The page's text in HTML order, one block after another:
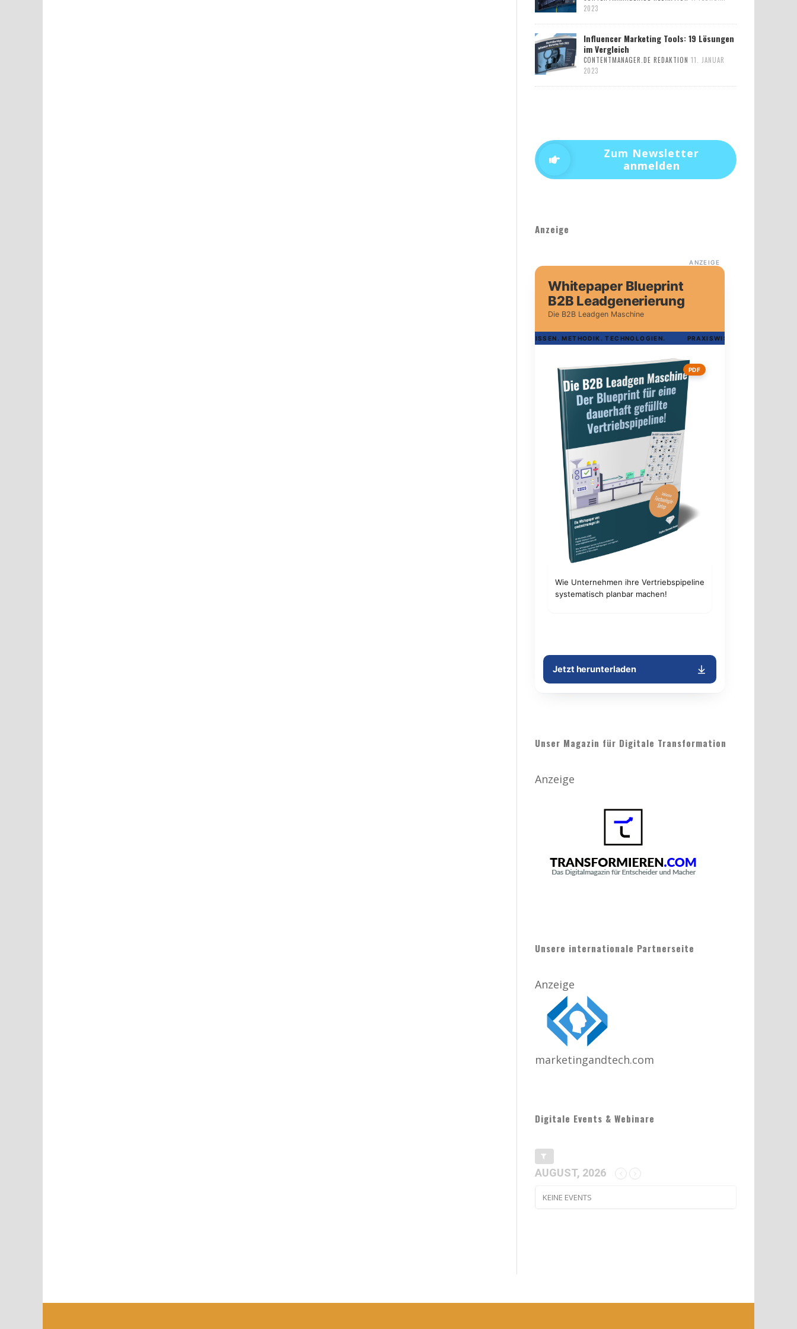
2023
Influencer Marketing Tools: 19 Lösungen
im Vergleich
CONTENTMANAGER.DE REDAKTION 11. JANUAR
2023
Zum Newsletter
anmelden
Anzeige
Unser Magazin für Digitale Transformation
Anzeige
Unsere internationale Partnerseite
Anzeige
marketingandtech.com
Digitale Events & Webinare
AUGUST, 2026
KEINE EVENTS